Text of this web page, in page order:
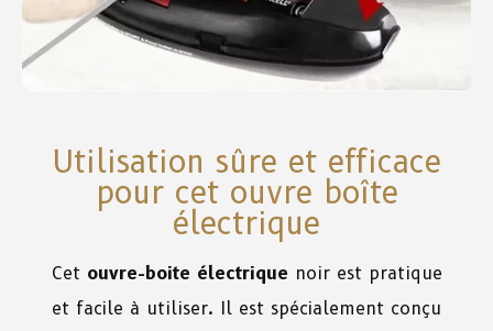
Utilisation sûre et efficace
pour cet ouvre boîte
électrique
Cet ouvre-boite électrique noir est pratique
et facile à utiliser. Il est spécialement conçu